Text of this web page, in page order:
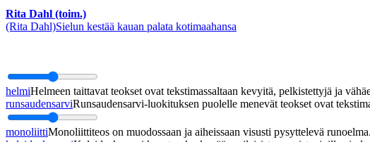
Rita Dahl (toim.)
(Rita Dahl)Sielun kestää kauan palata kotimaahansa
helmiHelmeen taittavat teokset ovat tekstimassaltaan kevyitä, pelkistettyjä ja
runsaudensarviRunsaudensarvi-luokituksen puolelle menevät teokset ovat
monoliittiMonoliittiteos on muodossaan ja aiheissaan visusti pysyttelevä runoelma.